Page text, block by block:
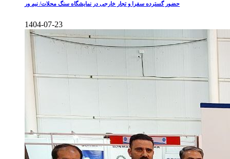
حضور گسترده سفرا و تجار خارجی در نمایشگاه سنگ محلات/ نیم ور
1404-07-23